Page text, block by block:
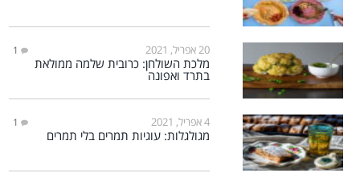
20 אפריל, 2021 1
מלכת השולחן: כרובית שלמה ממולאת
בתרד ואפונה
4 אפריל, 2021 1
מגולגלות: עוגיות תמרים בלי תמרים